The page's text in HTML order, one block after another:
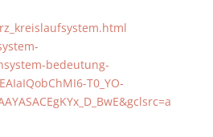
bedeutung-
T0_YO-